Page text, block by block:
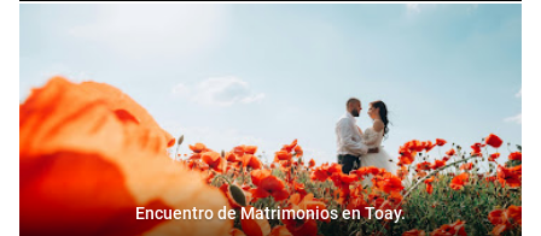
Encuentro de Matrimonios en Toay.